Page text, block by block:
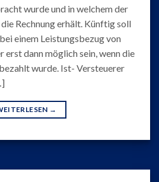
wurde und in welchem der
Rechnung erhält. Künftig soll
einem Leistungsbezug von
erst dann möglich sein, wenn die
wurde. Ist- Versteuerer
→